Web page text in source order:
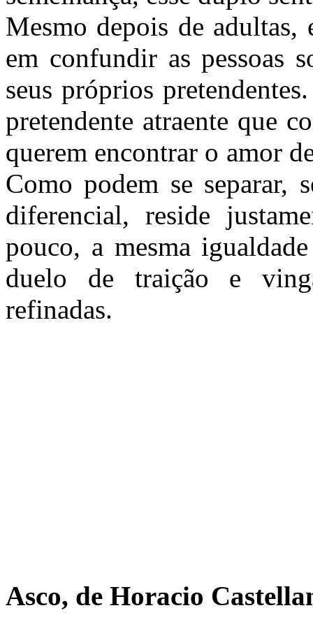
Mesmo depois de
em confundir as pessoas
seus próprios
pretendente atraente que
querem encontrar o amor
Como podem se separar,
diferencial, reside
pouco, a mesma
duelo de traição e
refinadas.
Asco, de Horacio